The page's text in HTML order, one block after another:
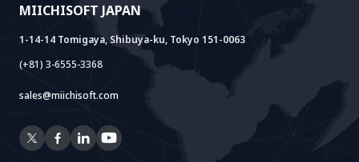
MIICHISOFT JAPAN
1-14-14 Tomigaya, Shibuya-ku, Tokyo 151-0063
(+81) 3-6555-3368
sales@miichisoft.com
RAG Package